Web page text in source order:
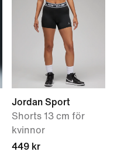
Jordan Sport
Shorts 13 cm för
kvinnor
449 kr